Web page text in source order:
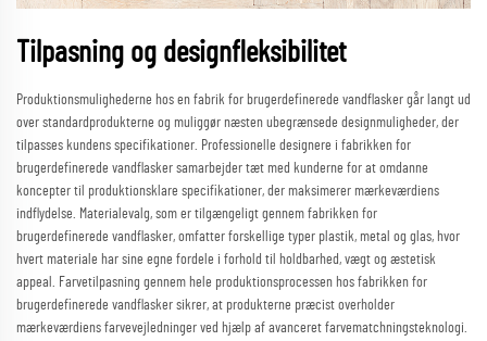
Tilpasning og designfleksibilitet
Produktionsmulighederne hos en fabrik for brugerdefinerede vandflasker går langt ud
over standardprodukterne og muliggør næsten ubegrænsede designmuligheder, der
tilpasses kundens specifikationer. Professionelle designere i fabrikken for
brugerdefinerede vandflasker samarbejder tæt med kunderne for at omdanne
koncepter til produktionsklare specifikationer, der maksimerer mærkeværdiens
indflydelse. Materialevalg, som er tilgængeligt gennem fabrikken for
brugerdefinerede vandflasker, omfatter forskellige typer plastik, metal og glas, hvor
hvert materiale har sine egne fordele i forhold til holdbarhed, vægt og æstetisk
appeal. Farvetilpasning gennem hele produktionsprocessen hos fabrikken for
brugerdefinerede vandflasker sikrer, at produkterne præcist overholder
mærkeværdiens farvevejledninger ved hjælp af avanceret farvematchningsteknologi.